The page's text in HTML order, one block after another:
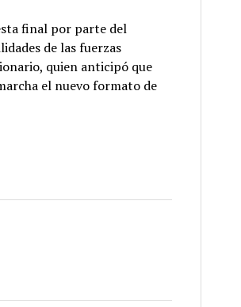
final por parte del
de las fuerzas
quien anticipó que
el nuevo formato de